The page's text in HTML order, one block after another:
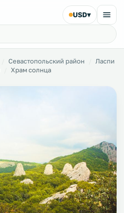
USD▾
Севастопольский район
Ласпи
Храм солнца